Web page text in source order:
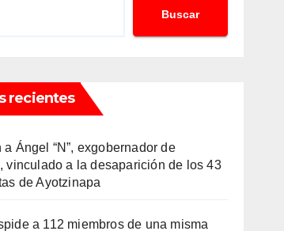
Buscar
recientes
a Ángel “N”, exgobernador de
vinculado a la desaparición de los 43
de Ayotzinapa
a 112 miembros de una misma